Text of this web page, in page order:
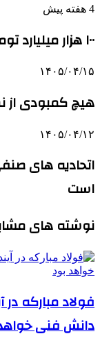
4 هفته پیش
۱۰۰ هزار میلیارد تومان به خودروسازان تخصیص می‌یابد
۱۴۰۵/۰۴/۱۵
هیچ کمبودی از
۱۴۰۵/۰۴/۱۲
است
نوشته های
فولاد مبارکه
دانش فنی